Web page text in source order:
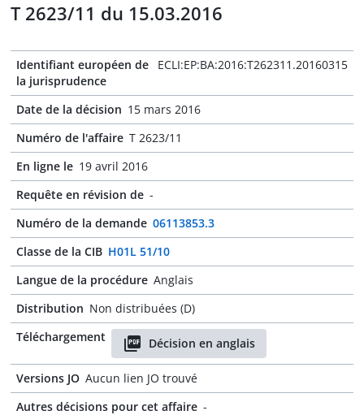
T 2623/11 du 15.03.2016
Identifiant européen de
la jurisprudence
ECLI:EP:BA:2016:T262311.20160315
Date de la décision 15 mars 2016
Numéro de l'affaire T 2623/11
En ligne le 19 avril 2016
Requête en révision de -
Numéro de la demande 06113853.3
Classe de la CIB H01L 51/10
Langue de la procédure Anglais
Distribution Non distribuées (D)
Téléchargement
Décision en anglais
Versions JO Aucun lien JO trouvé
Autres décisions pour cet affaire -